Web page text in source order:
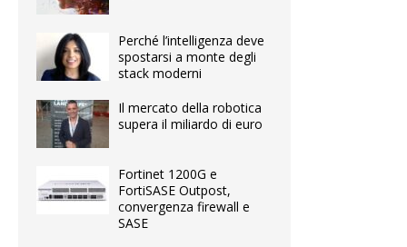
Perché l’intelligenza deve
spostarsi a monte degli
stack moderni
Il mercato della robotica
supera il miliardo di euro
Fortinet 1200G e
FortiSASE Outpost,
convergenza firewall e
SASE